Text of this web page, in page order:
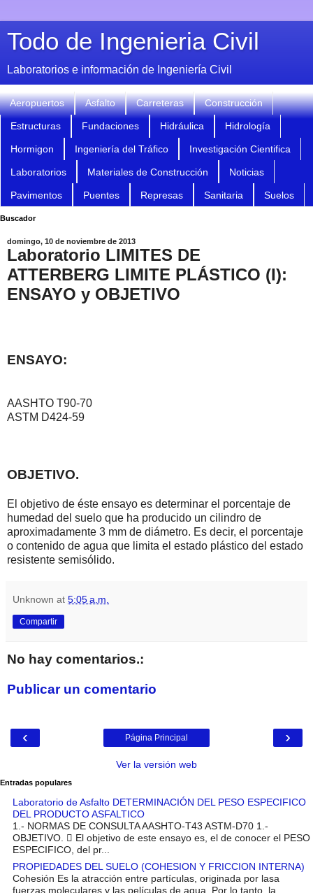
Todo de Ingenieria Civil
Laboratorios e información de Ingeniería Civil
Aeropuertos Asfalto Carreteras Construcción
Estructuras Fundaciones Hidráulica Hidrología
Hormigon Ingeniería del Tráfico Investigación Cientifica
Laboratorios Materiales de Construcción Noticias
Pavimentos Puentes Represas Sanitaria Suelos
Buscador
domingo, 10 de noviembre de 2013
Laboratorio LIMITES DE
ATTERBERG LIMITE PLÁSTICO (I):
ENSAYO y OBJETIVO
ENSAYO:
AASHTO T90-70
ASTM D424-59
OBJETIVO.
El objetivo de éste ensayo es determinar el porcentaje de
humedad del suelo que ha producido un cilindro de
aproximadamente 3 mm de diámetro. Es decir, el porcentaje
o contenido de agua que limita el estado plástico del estado
resistente semisólido.
Unknown at 5:05 a.m.
Compartir
No hay comentarios.:
Publicar un comentario
‹ ›
Página Principal
Ver la versión web
Entradas populares
Laboratorio de Asfalto DETERMINACIÓN DEL PESO ESPECIFICO
DEL PRODUCTO ASFALTICO
1.- NORMAS DE CONSULTA AASHTO-T43 ASTM-D70 1.-
OBJETIVO.  El objetivo de este ensayo es, el de conocer el PESO
ESPECIFICO, del pr...
PROPIEDADES DEL SUELO (COHESION Y FRICCION INTERNA)
Cohesión Es la atracción entre partículas, originada por lasa
fuerzas moleculares y las películas de agua. Por lo tanto, la